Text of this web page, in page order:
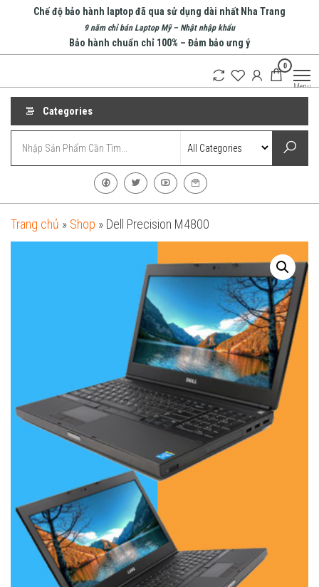
Chế độ bảo hành laptop đã qua sử dụng dài nhất Nha Trang
9 năm chỉ bán Laptop Mỹ – Nhật nhập khẩu
Bảo hành chuẩn chỉ 100% – Đảm bảo ưng ý
Computer
0
Menu
Categories
Trang chủ » Shop » Dell Precision M4800